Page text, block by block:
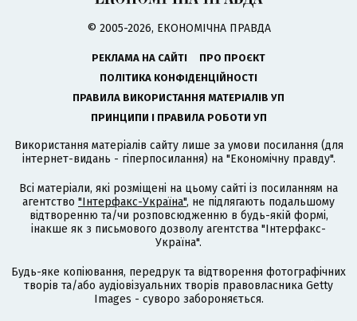
© 2005-2026, ЕКОНОМІЧНА ПРАВДА
РЕКЛАМА НА САЙТІ
ПРО ПРОЄКТ
ПОЛІТИКА КОНФІДЕНЦІЙНОСТІ
ПРАВИЛА ВИКОРИСТАННЯ МАТЕРІАЛІВ УП
ПРИНЦИПИ І ПРАВИЛА РОБОТИ УП
Використання матеріалів сайту лише за умови посилання (для
інтернет-видань - гіперпосилання) на "Економічну правду".
Всі матеріали, які розміщені на цьому сайті із посиланням на
агентство "Інтерфакс-Україна", не підлягають подальшому
відтворенню та/чи розповсюдженню в будь-якій формі,
інакше як з письмового дозволу агентства "Інтерфакс-
Україна".
Будь-яке копіювання, передрук та відтворення фотографічних
творів та/або аудіовізуальних творів правовласника Getty
Images - суворо забороняється.